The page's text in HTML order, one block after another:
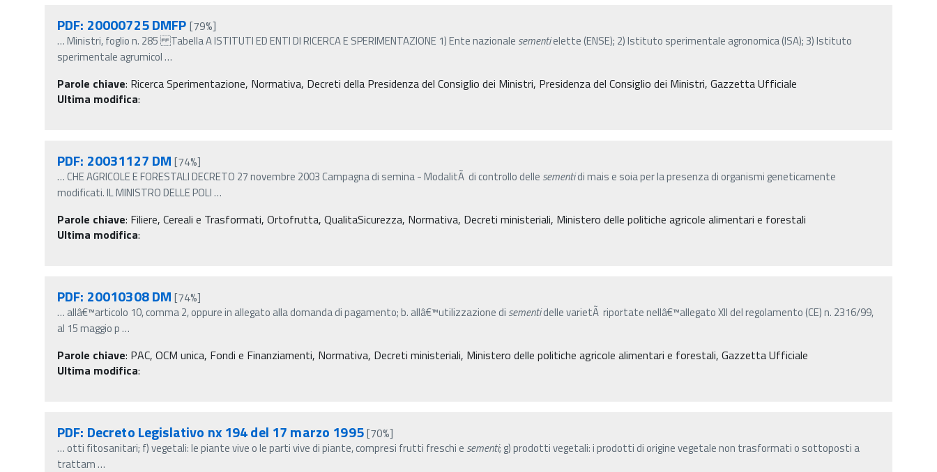
PDF: 20000725 DMFP [79%]
…Ministri, foglio n. 285 Tabella A ISTITUTI ED ENTI DI RICERCA E SPERIMENTAZIONE 1) Ente nazionale sementielette (ENSE); 2) Istituto sperimentale agronomica (ISA); 3) Istituto
sperimentale agrumicol…
Parole chiave: Ricerca Sperimentazione, Normativa, Decreti della Presidenza del Consiglio dei Ministri, Presidenza del Consiglio dei Ministri, Gazzetta Ufficiale
Ultima modifica:
PDF: 20031127 DM [74%]
…CHE AGRICOLE E FORESTALI DECRETO 27 novembre 2003 Campagna di semina - ModalitÃ di controllo delle sementidi mais e soia per la presenza di organismi geneticamente
modificati. IL MINISTRO DELLE POLI…
Parole chiave: Filiere, Cereali e Trasformati, Ortofrutta, QualitaSicurezza, Normativa, Decreti ministeriali, Ministero delle politiche agricole alimentari e forestali
Ultima modifica:
PDF: 20010308 DM [74%]
… allâ€™articolo 10, comma 2, oppure in allegato alla domanda di pagamento; b. allâ€™utilizzazione di sementidelle varietÃ riportate nellâ€™allegato XII del regolamento (CE) n. 2316/99,
al 15 maggio p…
Parole chiave: PAC, OCM unica, Fondi e Finanziamenti, Normativa, Decreti ministeriali, Ministero delle politiche agricole alimentari e forestali, Gazzetta Ufficiale
Ultima modifica:
PDF: Decreto Legislativo nx 194 del 17 marzo 1995[70%]
… otti fitosanitari; f) vegetali: le piante vive o le parti vive di piante, compresi frutti freschi e sementi; g) prodotti vegetali: i prodotti di origine vegetale non trasformati o sottoposti a
trattam…